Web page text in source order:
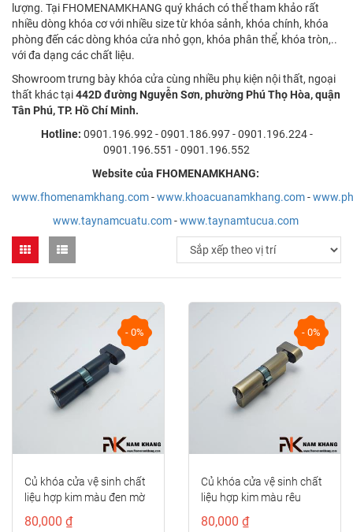
lượng. Tại FHOMENAMKHANG quý khách có thể tham khảo rất
nhiều dòng khóa cơ với nhiều size từ khóa sảnh, khóa chính, khóa
phòng đến các dòng khóa cửa nhỏ gọn, khóa phân thể, khóa tròn,..
với đa dạng các chất liệu.
Showroom trưng bày khóa cửa cùng nhiều phụ kiện nội thất, ngoại
thất khác tại442D đường Nguyễn Sơn, phường Phú Thọ Hòa, quận
Tân Phú, TP. Hồ Chí Minh.
Hotline: 0901.196.992 - 0901.186.997 - 0901.196.224 -
0901.196.551 - 0901.196.552
Website của FHOMENAMKHANG:
www.fhomenamkhang.com-www.khoacuanamkhang.com-
www.taynamcuatu.com-www.taynamtucua.com
- 0%
Củ khóa cửa vệ sinh chất
liệu hợp kim màu đen mờ
80,000 ₫
- 0%
Củ khóa cửa vệ sinh chất
liệu hợp kim màu rêu
80,000 ₫